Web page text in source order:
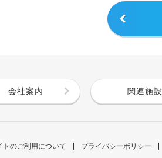
会社案内 関連施設
トのご利用について プライバシーポリシー